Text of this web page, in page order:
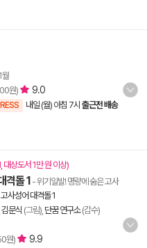
월
원) 9.0
내일 (월) 아침 7시 출근전 배송
대상도서 1만 원 이상)
격돌 1 - 위기일발! 명량에 숨은 고사
사성어 대격돌 1
김문식 (그림), 단꿈 연구소(감수)
원) 9.9